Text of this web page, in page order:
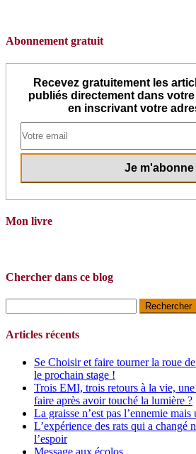
Abonnement gratuit
Recevez gratuitement les
publiés directement dans
en inscrivant votre
Mon livre
Chercher dans ce blog
Articles récents
Se Choisir et faire tourner la roue
le prochain stage !
Trois EMI, trois retours à la vie,
faire après avoir touché la lumière ?
La graisse n’est pas l’ennemie
L’expérience des rats qui a changé
l’espoir